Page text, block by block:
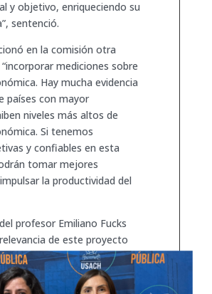
y objetivo, enriqueciendo su
sentenció.
en la comisión otra
mediciones sobre
Hay mucha evidencia
países con mayor
niveles más altos de
Si tenemos
y confiables en esta
tomar mejores
la productividad del
profesor Emiliano Fucks
de este proyecto
y efectividad
en Chile.